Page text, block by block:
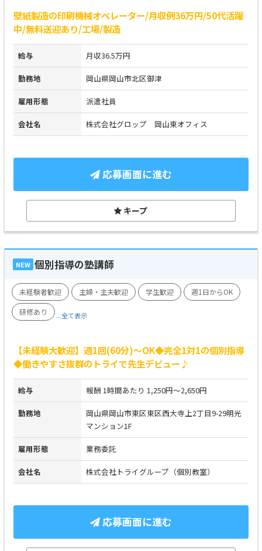
壁紙製造の印刷機械オペレーター/月収例36万円/50代活躍
中/無料送迎あり/工場/製造
給与 月収36.5万円
勤務地 岡山県岡山市北区御津
雇用形態 派遣社員
会社名 株式会社グロップ 岡山東オフィス
応募画面に進む
キープ
NEW 個別指導の塾講師
未経験者歓迎 主婦・主夫歓迎 学生歓迎
週1日からOK
研修あり
...全て表示
【未経験大歓迎】週1回(60分)～OK◆完全1対1の個別指導
◆働きやすさ抜群のトライで先生デビュー♪
給与 報酬 1時間あたり 1,250円～2,650円
勤務地
岡山県岡山市東区東区西大寺上2丁目9-29明光
マンション1F
雇用形態 業務委託
会社名 株式会社トライグループ（個別教室）
応募画面に進む